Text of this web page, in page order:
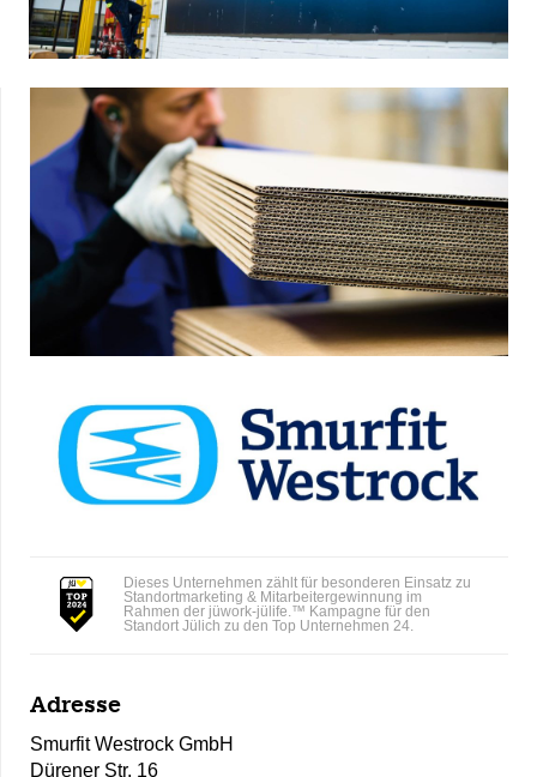
Dieses Unternehmen zählt für besonderen Einsatz zu
Standortmarketing & Mitarbeitergewinnung im
Rahmen der jüwork-jülife.™ Kampagne für den
Standort Jülich zu den Top Unternehmen 24.
Adresse
Smurfit Westrock GmbH
Dürener Str. 16